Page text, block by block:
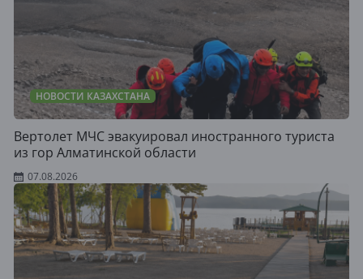
НОВОСТИ КАЗАХСТАНА
Вертолет МЧС эвакуировал иностранного туриста
из гор Алматинской области
07.08.2026